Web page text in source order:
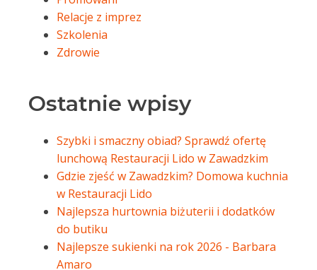
Relacje z imprez
Szkolenia
Zdrowie
Ostatnie wpisy
Szybki i smaczny obiad? Sprawdź ofertę
lunchową Restauracji Lido w Zawadzkim
Gdzie zjeść w Zawadzkim? Domowa kuchnia
w Restauracji Lido
Najlepsza hurtownia biżuterii i dodatków
do butiku
Najlepsze sukienki na rok 2026 - Barbara
Amaro